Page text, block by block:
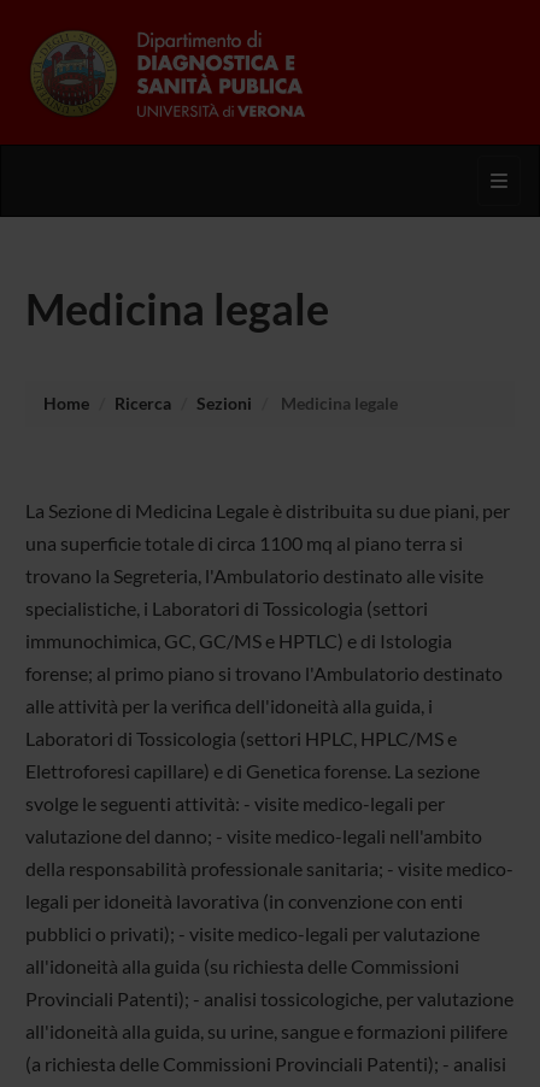
Medicina legale
Home Ricerca Sezioni Medicina legale
La Sezione di Medicina Legale è distribuita su due piani, per
una superficie totale di circa 1100 mq al piano terra si
trovano la Segreteria, l'Ambulatorio destinato alle visite
specialistiche, i Laboratori di Tossicologia (settori
immunochimica, GC, GC/MS e HPTLC) e di Istologia
forense; al primo piano si trovano l'Ambulatorio destinato
alle attività per la verifica dell'idoneità alla guida, i
Laboratori di Tossicologia (settori HPLC, HPLC/MS e
Elettroforesi capillare) e di Genetica forense. La sezione
svolge le seguenti attività: - visite medico-legali per
valutazione del danno; - visite medico-legali nell'ambito
della responsabilità professionale sanitaria; - visite medico-
legali per idoneità lavorativa (in convenzione con enti
pubblici o privati); - visite medico-legali per valutazione
all'idoneità alla guida (su richiesta delle Commissioni
Provinciali Patenti); - analisi tossicologiche, per valutazione
all'idoneità alla guida, su urine, sangue e formazioni pilifere
(a richiesta delle Commissioni Provinciali Patenti); - analisi